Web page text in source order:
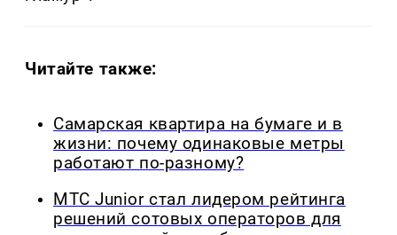
Читайте также:
Самарская квартира на бумаге и в
жизни: почему одинаковые метры
работают по-разному?
МТС Junior стал лидером рейтинга
решений сотовых операторов для